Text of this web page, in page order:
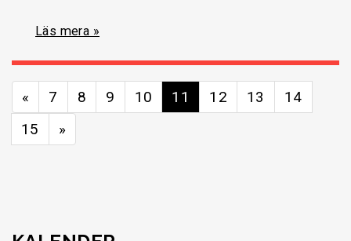
Läs mera »
« 7 8 9 10 11 12 13
14
15
»